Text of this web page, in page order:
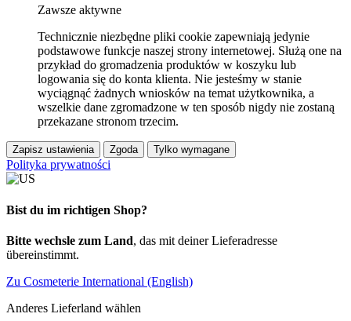
Zawsze aktywne
Technicznie niezbędne pliki cookie zapewniają jedynie
podstawowe funkcje naszej strony internetowej. Służą one na
przykład do gromadzenia produktów w koszyku lub
logowania się do konta klienta. Nie jesteśmy w stanie
wyciągnąć żadnych wniosków na temat użytkownika, a
wszelkie dane zgromadzone w ten sposób nigdy nie zostaną
przekazane stronom trzecim.
Zapisz ustawienia Zgoda Tylko wymagane
Polityka prywatności
Bist du im richtigen Shop?
Bitte wechsle zum Land, das mit deiner Lieferadresse
übereinstimmt.
Zu Cosmeterie International (English)
Anderes Lieferland wählen